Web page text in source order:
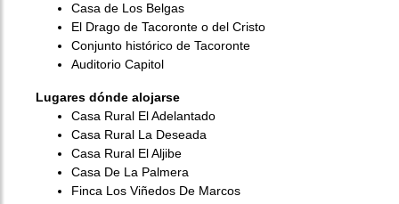
Casa de Los Belgas
El Drago de Tacoronte o del Cristo
Conjunto histórico de Tacoronte
Auditorio Capitol
Lugares dónde alojarse
Casa Rural El Adelantado
Casa Rural La Deseada
Casa Rural El Aljibe
Casa De La Palmera
Finca Los Viñedos De Marcos